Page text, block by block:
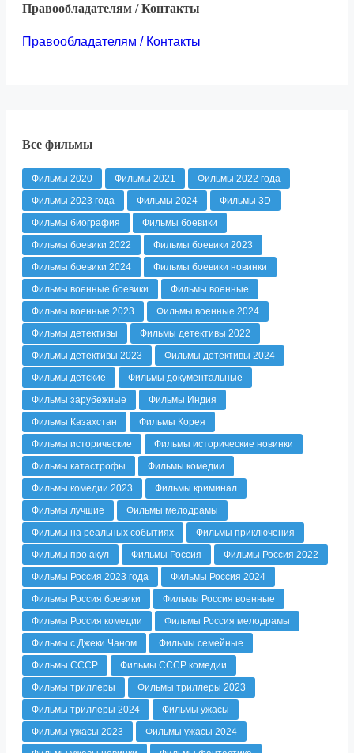
Правообладателям / Контакты
Правообладателям / Контакты
Все фильмы
Фильмы 2020 Фильмы 2021
Фильмы 2022 года
Фильмы 2023 года
Фильмы 2024
Фильмы 3D
Фильмы биография
Фильмы боевики
Фильмы боевики 2022
Фильмы боевики 2023
Фильмы боевики 2024
Фильмы боевики новинки
Фильмы военные боевики
Фильмы военные
Фильмы военные 2023
Фильмы военные 2024
Фильмы детективы
Фильмы детективы 2022
Фильмы детективы 2023
Фильмы детективы 2024
Фильмы детские
Фильмы документальные
Фильмы зарубежные
Фильмы Индия
Фильмы Казахстан
Фильмы Корея
Фильмы исторические
Фильмы исторические новинки
Фильмы катастрофы
Фильмы комедии
Фильмы комедии 2023
Фильмы криминал
Фильмы лучшие
Фильмы мелодрамы
Фильмы на реальных событиях
Фильмы приключения
Фильмы про акул
Фильмы Россия
Фильмы Россия 2022
Фильмы Россия 2023 года
Фильмы Россия 2024
Фильмы Россия боевики
Фильмы Россия военные
Фильмы Россия комедии
Фильмы Россия мелодрамы
Фильмы с Джеки Чаном
Фильмы семейные
Фильмы СССР
Фильмы СССР комедии
Фильмы триллеры
Фильмы триллеры 2023
Фильмы триллеры 2024
Фильмы ужасы
Фильмы ужасы 2023
Фильмы ужасы 2024